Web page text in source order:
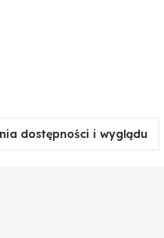
dostępności i wyglądu